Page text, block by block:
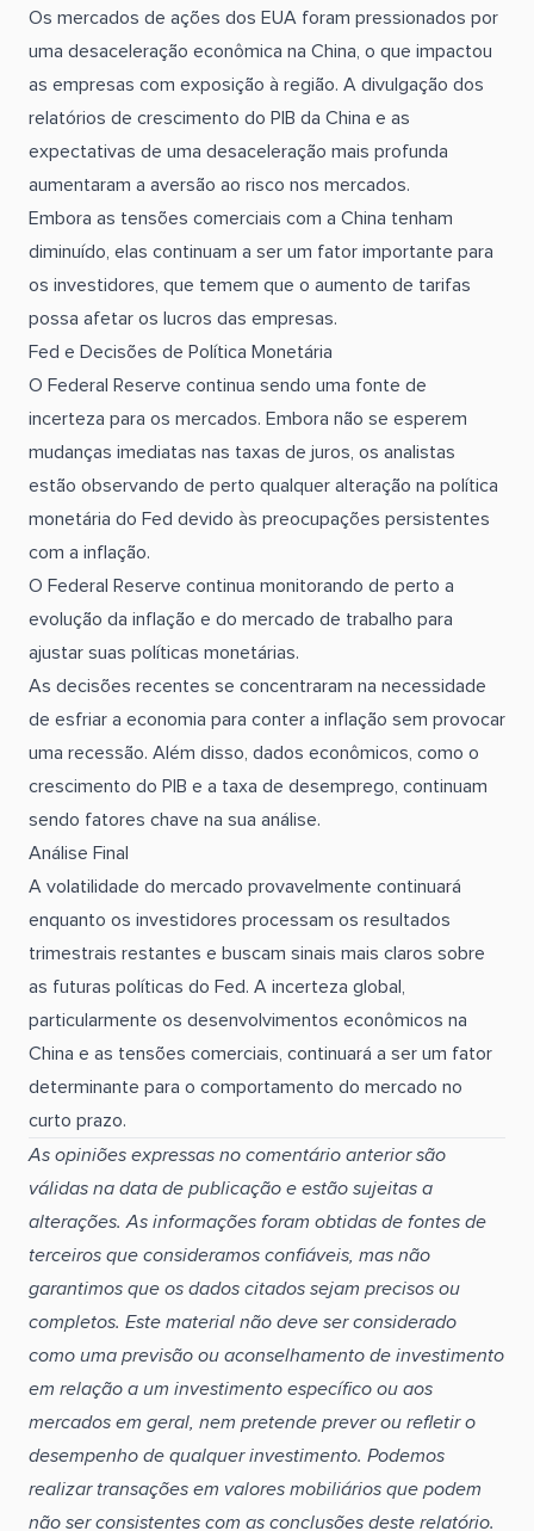
Os mercados de ações dos EUA foram pressionados por
uma desaceleração econômica na China, o que impactou
as empresas com exposição à região. A divulgação dos
relatórios de crescimento do PIB da China e as
expectativas de uma desaceleração mais profunda
aumentaram a aversão ao risco nos mercados.
Embora as tensões comerciais com a China tenham
diminuído, elas continuam a ser um fator importante para
os investidores, que temem que o aumento de tarifas
possa afetar os lucros das empresas.
Fed e Decisões de Política Monetária
O Federal Reserve continua sendo uma fonte de
incerteza para os mercados. Embora não se esperem
mudanças imediatas nas taxas de juros, os analistas
estão observando de perto qualquer alteração na política
monetária do Fed devido às preocupações persistentes
com a inflação.
O Federal Reserve continua monitorando de perto a
evolução da inflação e do mercado de trabalho para
ajustar suas políticas monetárias.
As decisões recentes se concentraram na necessidade
de esfriar a economia para conter a inflação sem provocar
uma recessão. Além disso, dados econômicos, como o
crescimento do PIB e a taxa de desemprego, continuam
sendo fatores chave na sua análise.
Análise Final
A volatilidade do mercado provavelmente continuará
enquanto os investidores processam os resultados
trimestrais restantes e buscam sinais mais claros sobre
as futuras políticas do Fed. A incerteza global,
particularmente os desenvolvimentos econômicos na
China e as tensões comerciais, continuará a ser um fator
determinante para o comportamento do mercado no
curto prazo.
As opiniões expressas no comentário anterior são
válidas na data de publicação e estão sujeitas a
alterações. As informações foram obtidas de fontes de
terceiros que consideramos confiáveis, mas não
garantimos que os dados citados sejam precisos ou
completos. Este material não deve ser considerado
como uma previsão ou aconselhamento de investimento
em relação a um investimento específico ou aos
mercados em geral, nem pretende prever ou refletir o
desempenho de qualquer investimento. Podemos
realizar transações em valores mobiliários que podem
não ser consistentes com as conclusões deste relatório.